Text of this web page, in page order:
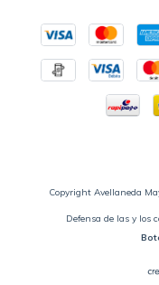
Copyright Avellaneda
Defensa de las y los